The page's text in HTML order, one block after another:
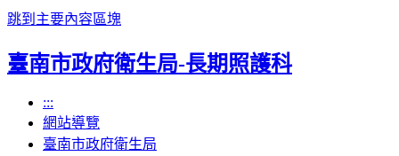
跳到主要內容區塊
臺南市政府衛生局-長期照護科
:::
網站導覽
臺南市政府衛生局